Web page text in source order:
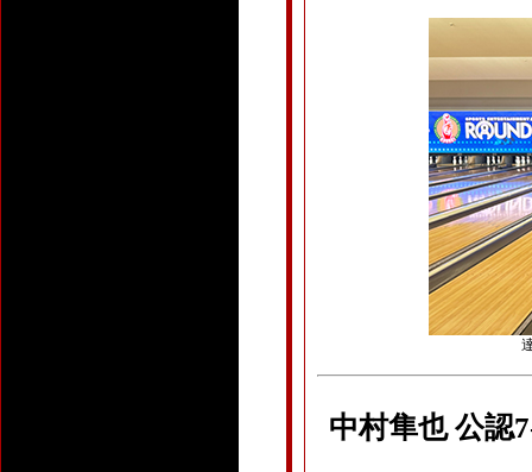
中村隼也 公認